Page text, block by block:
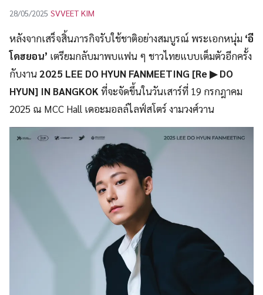
28/05/2025 SVVEET KIM
หลังจากเสร็จสิ้นภารกิจรับใช้ชาติอย่างสมบูรณ์ พระเอกหนุ่ม ‘อี
โดฮยอน’ เตรียมกลับมาพบแฟน ๆ ชาวไทยแบบเต็มตัวอีกครั้ง
กับงาน 2025 LEE DO HYUN FANMEETING [Re ▶ DO
HYUN] IN BANGKOK ที่จะจัดขึ้นในวันเสาร์ที่ 19 กรกฎาคม
2025 ณ MCC Hall เดอะมอลล์ไลฟ์สโตร์ งามวงศ์วาน